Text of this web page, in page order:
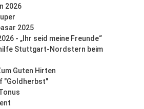
2026
2025
- „Ihr seid meine Freunde“
Stuttgart-Nordstern beim
Guten Hirten
"Goldherbst"